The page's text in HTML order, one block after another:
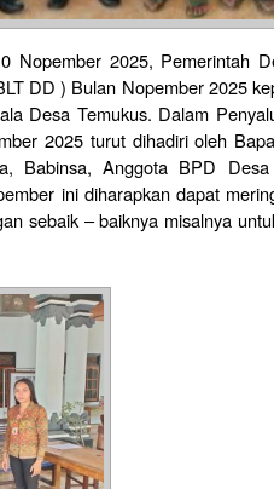
Nopember 2025, Pemerintah
DD ) Bulan Nopember 2025
Desa Temukus. Dalam
2025 turut dihadiri oleh
Babinsa, Anggota BPD
ini diharapkan dapat
sebaik – baiknya misalnya